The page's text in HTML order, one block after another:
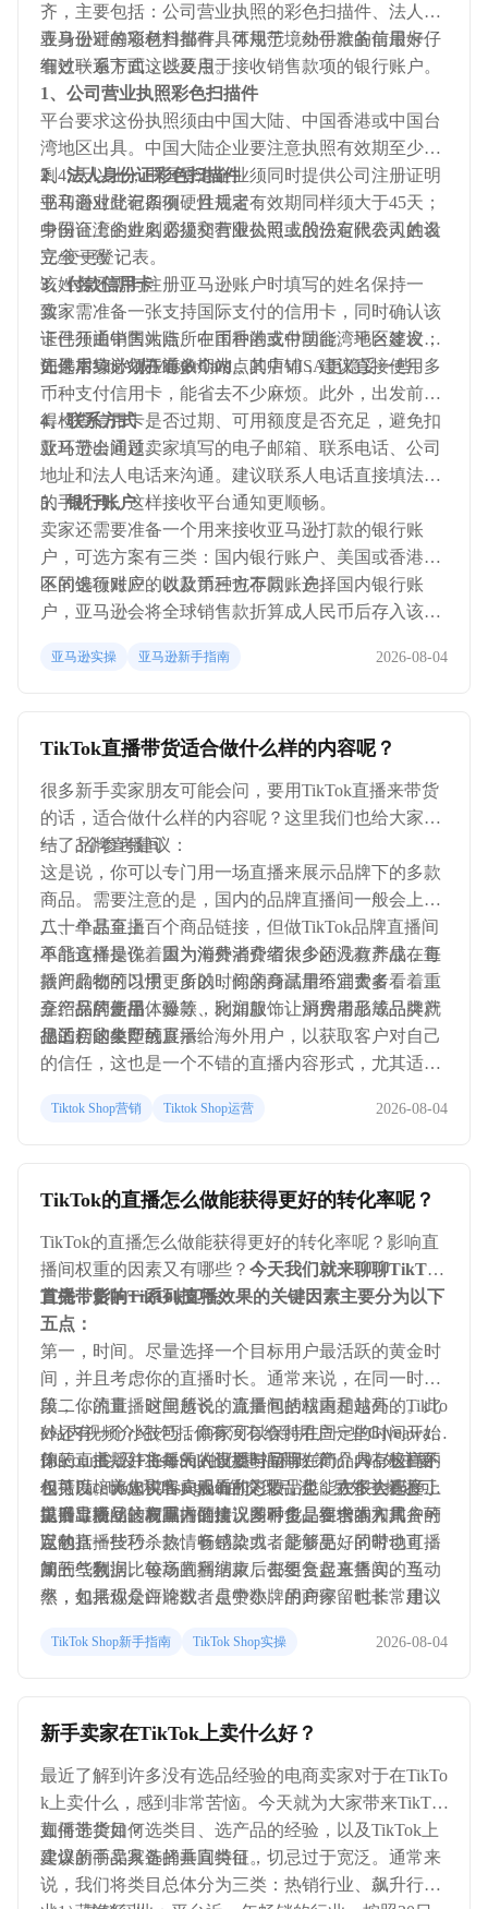
齐，主要包括：公司营业执照的彩色扫描件、法人代
表身份证的彩色扫描件、可用于境外付款的信用卡、
有效联系方式，以及用于接收销售款项的银行账户。
亚马逊对每项材料都有具体规范，动手准备前最好仔
细过一遍下面这些要点。
1、公司营业执照彩色扫描件
平台要求这份执照须由中国大陆、中国香港或中国台
湾地区出具。中国大陆企业要注意执照有效期至少还
剩45天以上；中国香港企业须同时提供公司注册证明
书和商业登记条例，且后者有效期同样须大于45天；
中国台湾企业则需提交有限公司或股份有限公司的设
立/变更登记表。
2、法人身份证彩色扫描件
亚马逊对此有四项硬性规定：
身份证上的姓名必须和营业执照上的法定代表人姓名
完全一致；
该姓名还需与注册亚马逊账户时填写的姓名保持一
致；
证件须由中国大陆、中国香港或中国台湾地区签发；
证件本身必须在有效期内。
3、付款信用卡
卖家需准备一张支持国际支付的信用卡，同时确认该
卡已开通销售站点所在币种的支付功能。平台建议优
先选用VISA或MasterCard，其中VISA更稳妥一些。
如果后续计划开通多个站点的店铺，建议直接使用多
币种支付信用卡，能省去不少麻烦。此外，出发前记
得检查信用卡是否过期、可用额度是否充足，避免扣
款环节出问题。
4、联系方式
亚马逊会通过卖家填写的电子邮箱、联系电话、公司
地址和法人电话来沟通。建议联系人电话直接填法人
的手机号，这样接收平台通知更顺畅。
5、银行账户
卖家还需要准备一个用来接收亚马逊打款的银行账
户，可选方案有三类：国内银行账户、美国或香港地
区的银行账户，以及第三方存款账户。
不同选项对应的收款币种也不同。选择国内银行账
户，亚马逊会将全球销售款折算成人民币后存入该账
户，则直接以当地货币接收款项；如果选用第三方存
商实际开立账户的国家或地区。
亚马逊实操 亚马逊新手指南 2026-08-04
TikTok直播带货适合做什么样的内容呢？
很多新手卖家朋友可能会问，要用TikTok直播来带货
的话，适合做什么样的内容呢？这里我们也给大家总
结了3个参考建议：
一、品牌直播间
这是说，你可以专门用一场直播来展示品牌下的多款
商品。需要注意的是，国内的品牌直播间一般会上七
八十个甚至上百个商品链接，但做TikTok品牌直播间
不能这样操作。因为海外消费者大多还没有养成在直
播间购物的习惯，所以，你的商品量不宜太多，着重
介绍品牌新品、爆款、利润款，让消费者形成品牌产
品的初印象即可。
二、单品直播
单品直播是说着重为消费者介绍很少的几款产品，每
款产品都可以用更多的时间亲身试用给消费者看，分
享产品的使用体验等，比如服饰、厨房用品等品类就
很适合这类型的直播。
三、探厂走播
把工厂的生产线展示给海外用户，以获取客户对自己
的信任，这也是一个不错的直播内容形式，尤其适合
术和操控能力有很高要求，往往是一镜到底，需要一
Tiktok Shop营销 Tiktok Shop运营 2026-08-04
TikTok的直播怎么做能获得更好的转化率呢？
TikTok的直播怎么做能获得更好的转化率呢？影响直
播间权重的因素又有哪些？ 今天我们就来聊聊TikTok
直播带货的一系列技巧。
首先，影响TikTok直播效果的关键因素主要分为以下
五点：
第一，时间。尽量选择一个目标用户最活跃的黄金时
间，并且考虑你的直播时长。通常来说，在同一时间
段，你的直播时间越长，直播间的权重是越高的。此
外还有一个小技巧，商家可以保持在固定的时间开始
你的直播，并将每天的直播时间写在简介内，这样不
仅可以培养忠实客户观看的习惯，也能在很大程度上
提升直播间的权重。
第二，流量。这里所说的流量包括站内和站外，TikTo
k站内视频介绍(包括你有没有给到用户一些Giveaway/
Discount以及Flash Sale的优惠福利政策）；站外主要
包括Facebook和Instagram的交叉引流；另外主播还可
以引导粉丝转发直播链接，同时也是在增强和用户的
互动。
第三，主播。主播的人设要与品牌、产品具有极高的
相关度。比如说售卖服饰和彩妆品类，大多会选择女
主播出境，这与国内的情况差不多。要求本人具备一
定的直播技巧，热情有感染力，能够更好的带动直播
间的气氛。
第四，商品。商品方面建议多种货品组合的方式（可
以包括一些秒杀款、畅销款或者是新品，同时也可以
加一些利润比较高的利润款，去组合起来售卖。当
然，如果你是白牌或者是中小牌的商家，也非常建议
直播，可以直接展示产品的库存和仓库是怎样的，以
第五，数据。每场直播结束后都要复盘直播间的互动
率，包括观众评论数、点赞数、用户停留时长、用户
数、礼物数（也就是观众给你刷礼物的数量）、点击
一次的直播推荐中，自动把你的直播间推荐给更多的
TikTok Shop新手指南 TikTok Shop实操 2026-08-04
新手卖家在TikTok上卖什么好？
最近了解到许多没有选品经验的电商卖家对于在TikTo
k上卖什么，感到非常苦恼。今天就为大家带来TikTok
直播带货如何选类目、选产品的经验，以及TikTok上
卖爆的商品具备的共同特征。
如何选类目？
建议新手卖家选择垂直类目，切忌过于宽泛。通常来
说，我们将类目总体分为三类：热销行业、飙升行